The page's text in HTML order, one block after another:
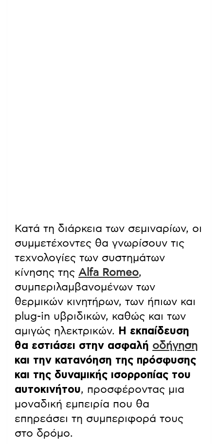
Κατά τη διάρκεια των σεμιναρίων, οι
συμμετέχοντες θα γνωρίσουν τις
τεχνολογίες των συστημάτων
κίνησης της Alfa Romeo,
συμπεριλαμβανομένων των
θερμικών κινητήρων, των ήπιων και
plug-in υβριδικών, καθώς και των
αμιγώς ηλεκτρικών.
Η εκπαίδευση
θα εστιάσει στην ασφαλή οδήγηση
και την κατανόηση της πρόσφυσης
και της δυναμικής ισορροπίας του
αυτοκινήτου, προσφέροντας μια
μοναδική εμπειρία που θα
επηρεάσει τη συμπεριφορά τους
στο δρόμο.